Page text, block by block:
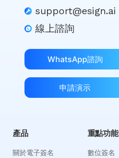
support@esign.ai
線上諮詢
WhatsApp諮詢
申請演示
產品
關於電子簽名
重點功能
數位簽名